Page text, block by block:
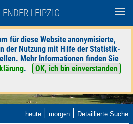
LEIPZIG
für diese Website anonymisierte,
der Nutzung mit Hilfe der Statistik-
Mehr Informationen finden Sie
.
OK, ich bin einverstanden
heute | morgen | Detaillierte Suche